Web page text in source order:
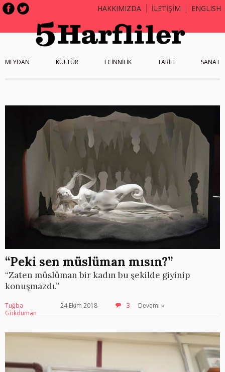
HAKKIMIZDA İLETİŞİM ENGLISH
MEYDAN KÜLTÜR ECİNNİLİK TARİH SANAT
“Peki sen müslüman mısın?”
“Zaten müslüman bir kadın bu şekilde giyinip
konuşmazdı.”
Tuğba
Gökduman
24 Ekim 2018 3 Devamı »